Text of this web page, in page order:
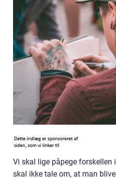
Vi skal lige påpege forskellen
skal ikke tale om, at man